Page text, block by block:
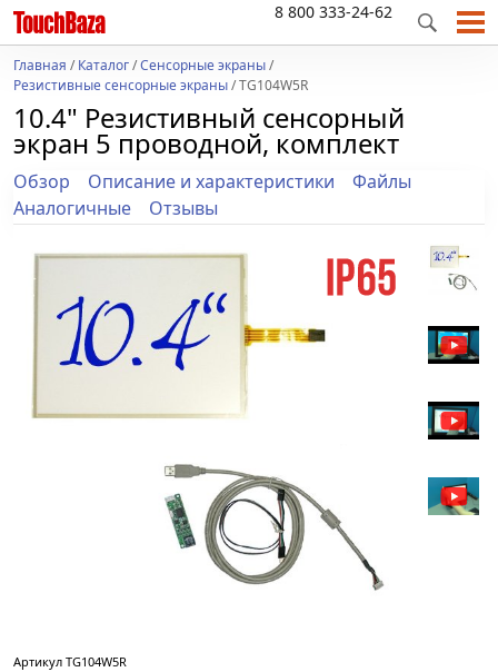
8 800 333-24-62
Главная /Каталог/Сенсорные экраны/
Резистивные сенсорные экраны/ TG104W5R
10.4" Резистивный сенсорный
экран 5 проводной, комплект
Обзор Описание и характеристики
Файлы
Аналогичные
Отзывы
Артикул TG104W5R